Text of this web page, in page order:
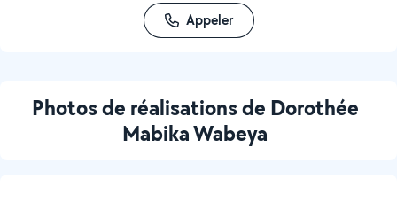
Appeler
Photos de réalisations de Dorothée
Mabika Wabeya